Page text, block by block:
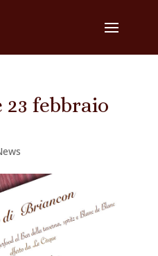
23 febbraio